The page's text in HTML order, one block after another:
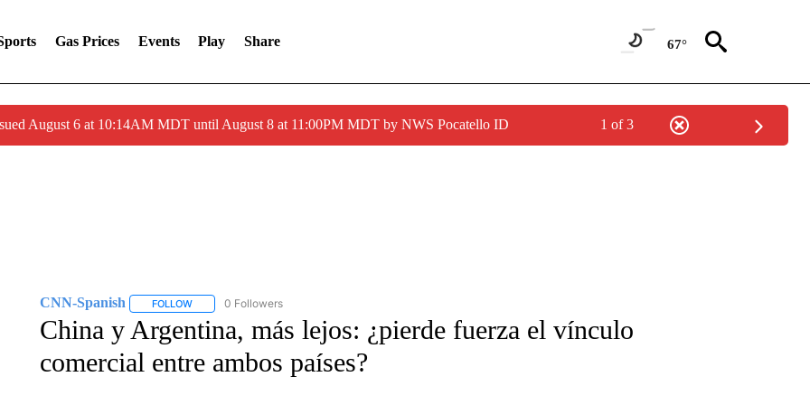
Gas Prices Events Play Share 67°
August 6 at 10:14AM MDT until August 8 at 11:00PM MDT by NWS Pocatello ID 1 of 3
CNN-Spanish FOLLOWFOLLOW "CNN-SPANISH" TO RECEIVE NOTIFICATIONS ABOUT NEW PAGES ON "CNN-SPANISH".
0 Followers
China y Argentina, más lejos: ¿pierde fuerza el vínculo
comercial entre ambos países?